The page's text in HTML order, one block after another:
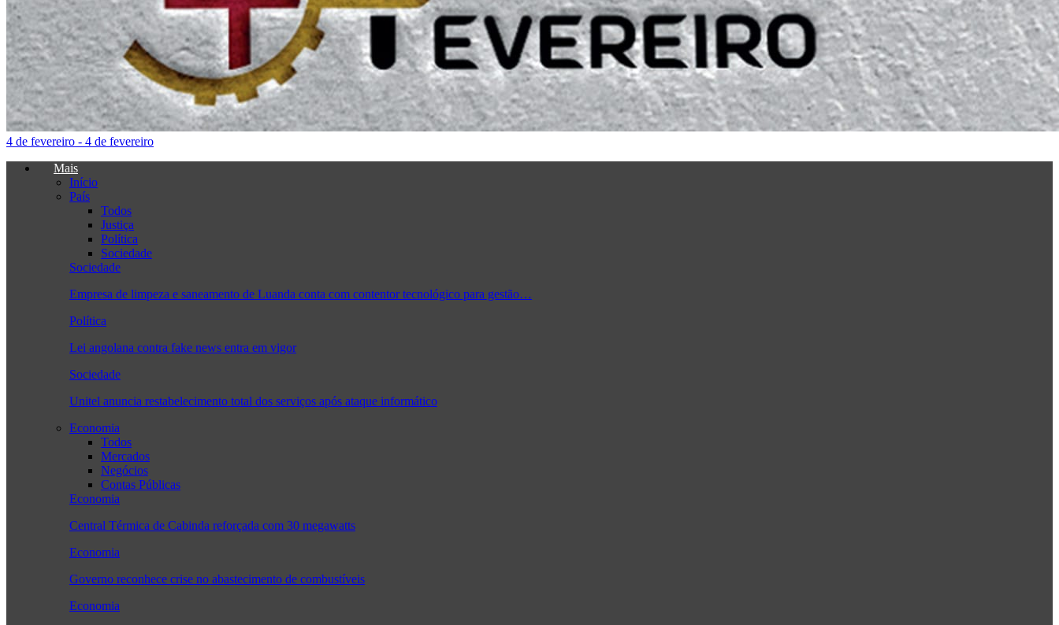
4 de fevereiro - 4 de fevereiro
Mais
Início
País
Todos
Justiça
Política
Sociedade
Sociedade
Empresa de limpeza e saneamento de Luanda conta com contentor tecnológico para gestão…
Política
Lei angolana contra fake news entra em vigor
Sociedade
Unitel anuncia restabelecimento total dos serviços após ataque informático
Economia
Todos
Mercados
Negócios
Contas Públicas
Economia
Central Térmica de Cabinda reforçada com 30 megawatts
Economia
Governo reconhece crise no abastecimento de combustíveis
Economia